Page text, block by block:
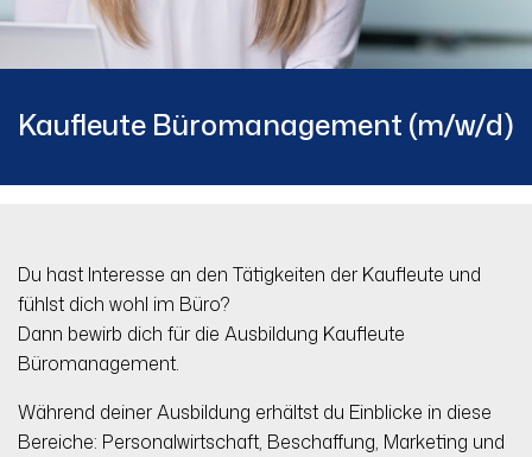
Kaufleute Büromanagement (m/w/d)
Du hast Interesse an den Tätigkeiten der Kaufleute und
fühlst dich wohl im Büro?
Dann bewirb dich für die Ausbildung Kaufleute
Büromanagement.
Während deiner Ausbildung erhältst du Einblicke in diese
Bereiche: Personalwirtschaft, Beschaffung, Marketing und